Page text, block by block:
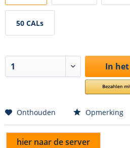
50 CALs
In
Onthouden Opmerking
hier naar de server